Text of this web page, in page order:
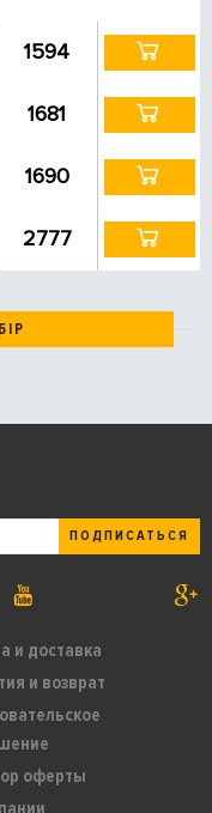
1594
1681
1690
2777
и доставка
и возврат
оферты
ПОДПИСАТЬСЯ